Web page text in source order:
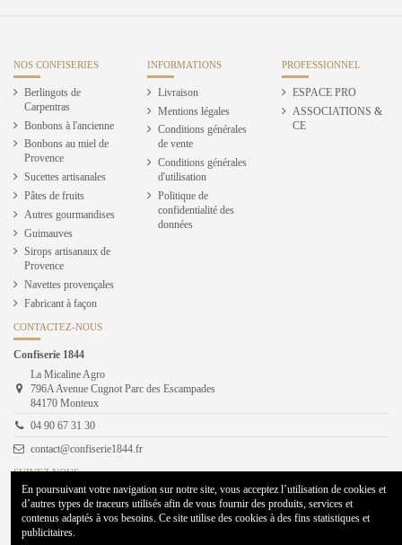
NOS CONFISERIES
Berlingots de
Carpentras
Bonbons à l'ancienne
Bonbons au miel de
Provence
Sucettes artisanales
Pâtes de fruits
Autres gourmandises
Guimauves
Sirops artisanaux de
Provence
Navettes provençales
Fabricant à façon
INFORMATIONS
Livraison
Mentions légales
Conditions générales
de vente
Conditions générales
d'utilisation
Politique de
confidentialité des
données
PROFESSIONNEL
ESPACE PRO
ASSOCIATIONS &
CE
CONTACTEZ-NOUS
Confiserie 1844
La Micaline Agro
796A Avenue Cugnot Parc des Escampades
84170 Monteux
04 90 67 31 30
contact@confiserie1844.fr
SUIVEZ NOUS
En poursuivant votre navigation sur notre site, vous acceptez l’utilisation de cookies et
d’autres types de traceurs utilisés afin de vous fournir des produits, services et
contenus adaptés à vos besoins. Ce site utilise des cookies à des fins statistiques et
publicitaires.